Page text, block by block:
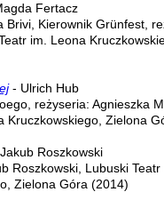
Fertacz
Brivi, Kierownik Grünfest,
im. Leona
- Ulrich Hub
reżyseria: Agnieszka
Kruczkowskiego, Zielona
Roszkowski
Roszkowski, Lubuski
Zielona Góra (2014)